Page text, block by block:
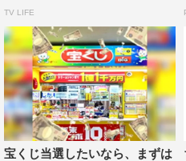
TV LIFE
宝くじ当選したいなら、まずは